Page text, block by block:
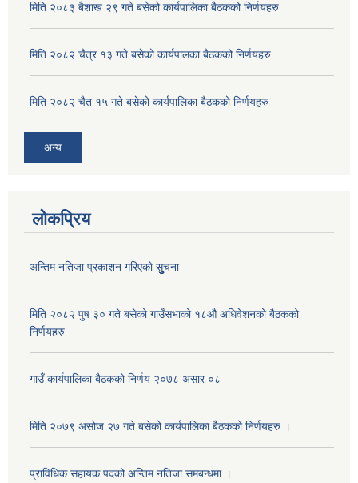
मिति २०८३ बैशाख २९ गते बसेको कार्यपालिका बैठकको निर्णयहरु
मिति २०८२ चैत्र १३ गते बसेको कार्यपालका बैठकको निर्णयहरु
मिति २०८२ चैत १५ गते बसेको कार्यपालिका बैठकको निर्णयहरु
अन्य
लोकप्रिय
अन्तिम नतिजा प्रकाशन गरिएको सूुुुुचना
मिति २०८२ पुष ३० गते बसेको गाउँसभाको १८औ अधिवेशनको बैठकको
निर्णयहरु
गाउँ कार्यपालिका बैठकको निर्णय २०७८ असार ०८
मिति २०७९ असोज २७ गते बसेको कार्यपालिका बैठकको निर्णयहरु ।
प्राविधिक सहायक पदको अन्तिम नतिजा समबन्धमा ।